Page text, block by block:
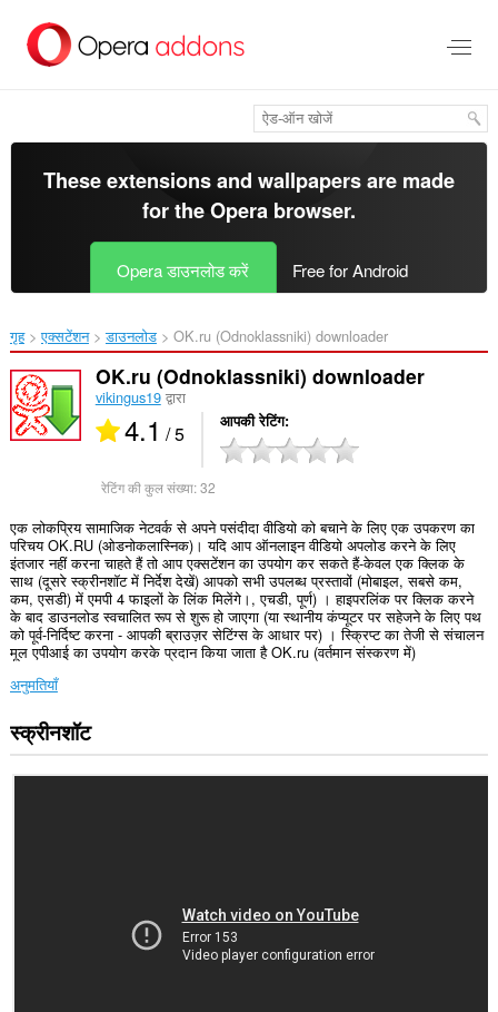
सामग्री
These extensions and wallpapers are made
for theOpera browser.
Opera डाउनलोड करें Free for Android
गृह एक्सटेंशन डाउनलोड OK.ru (Odnoklassniki) downloader‎
OK.ru (Odnoklassniki) downloader
vikingus19द्वारा
4.1 / 5 आपकी रेटिंग
रेटिंग की कुल संख्या:32
एक लोकप्रिय सामाजिक नेटवर्क से अपने पसंदीदा वीडियो को बचाने के लिए एक उपकरण का
परिचय OK.RU (ओडनोकलास्निक)। यदि आप ऑनलाइन वीडियो अपलोड करने के लिए
इंतजार नहीं करना चाहते हैं तो आप एक्सटेंशन का उपयोग कर सकते हैं-केवल एक क्लिक के
साथ (दूसरे स्क्रीनशॉट में निर्देश देखें) आपको सभी उपलब्ध प्रस्तावों (मोबाइल, सबसे कम,
कम, एसडी) में एमपी 4 फाइलों के लिंक मिलेंगे।, एचडी, पूर्ण) । हाइपरलिंक पर क्लिक करने
के बाद डाउनलोड स्वचालित रूप से शुरू हो जाएगा (या स्थानीय कंप्यूटर पर सहेजने के लिए पथ
को पूर्व-निर्दिष्ट करना - आपकी ब्राउज़र सेटिंग्स के आधार पर) । स्क्रिप्ट का तेजी से संचालन
मूल एपीआई का उपयोग करके प्रदान किया जाता है OK.ru (वर्तमान संस्करण में)
अनुमतियाँ
यह
एक्सटेंशन
स्क्रीनशॉट